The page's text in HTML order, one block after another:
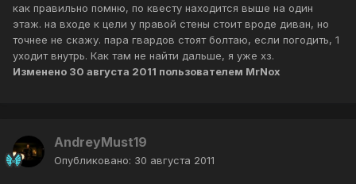
как правильно помню, по квесту находится выше на один
этаж. на входе к цели у правой стены стоит вроде диван, но
точнее не скажу. пара гвардов стоят болтаю, если погодить, 1
уходит внутрь. Как там не найти дальше, я уже хз.
Изменено 30 августа 2011 пользователем MrNox
AndreyMust19
Опубликовано: 30 августа 2011